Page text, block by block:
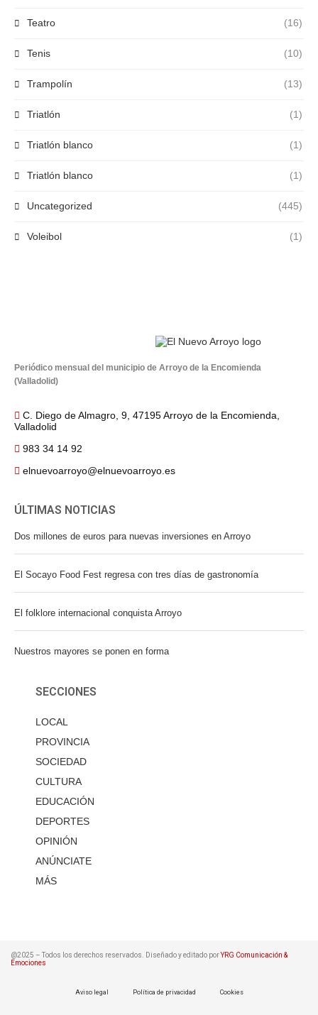
Teatro (16)
Tenis (10)
Trampolín (13)
Triatlón (1)
Triatlón blanco (1)
Triatlón blanco (1)
Uncategorized (445)
Voleibol (1)
Periódico mensual del municipio de Arroyo de la Encomienda
(Valladolid)
C. Diego de Almagro, 9, 47195 Arroyo de la Encomienda,
Valladolid
983 34 14 92
elnuevoarroyo@elnuevoarroyo.es
ÚLTIMAS NOTICIAS
Dos millones de euros para nuevas inversiones en Arroyo
El Socayo Food Fest regresa con tres días de gastronomía
El folklore internacional conquista Arroyo
Nuestros mayores se ponen en forma
SECCIONES
LOCAL
PROVINCIA
SOCIEDAD
CULTURA
EDUCACIÓN
DEPORTES
OPINIÓN
ANÚNCIATE
MÁS
@2025 – Todos los derechos reservados. Diseñado y editado porYRG Comunicación &
Emociones
Aviso legal Política de privacidad Cookies